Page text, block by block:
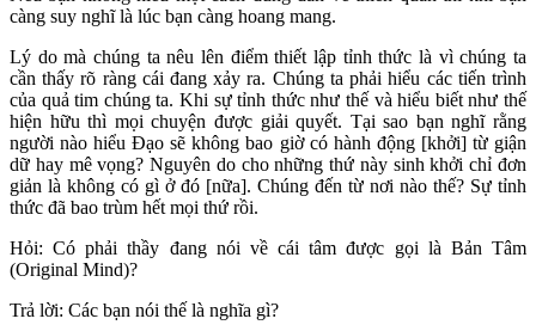
càng suy nghĩ là lúc bạn càng hoang mang.
Lý do mà chúng ta nêu lên điểm thiết lập tỉnh thức là vì chúng ta
cần thấy rõ ràng cái đang xảy ra. Chúng ta phải hiểu các tiến trình
của quả tim chúng ta. Khi sự tỉnh thức như thế và hiểu biết như thế
hiện hữu thì mọi chuyện được giải quyết. Tại sao bạn nghĩ rằng
người nào hiểu Đạo sẽ không bao giờ có hành động [khởi] từ giận
dữ hay mê vọng? Nguyên do cho những thứ này sinh khởi chỉ đơn
giản là không có gì ở đó [nữa]. Chúng đến từ nơi nào thế? Sự tỉnh
thức đã bao trùm hết mọi thứ rồi.
Hỏi: Có phải thầy đang nói về cái tâm được gọi là Bản Tâm
(Original Mind)?
Trả lời: Các bạn nói thế là nghĩa gì?